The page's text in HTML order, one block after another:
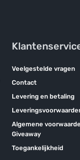
Veelgestelde vragen
Contact
Levering en betaling
Algemene
Giveaway
Toegankelijkheid